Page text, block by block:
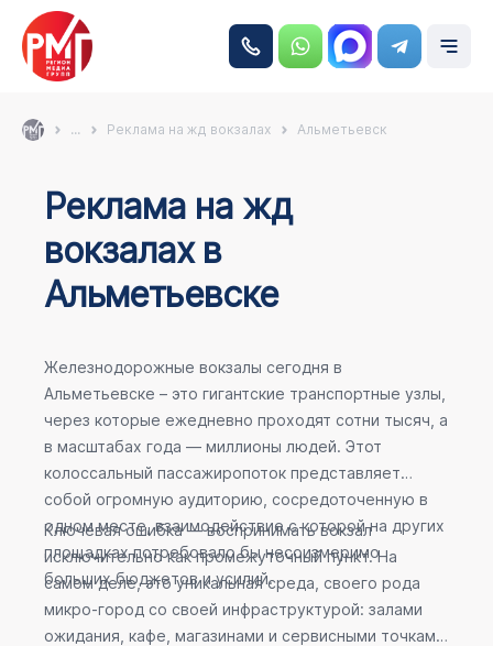
... Реклама на жд вокзалах Альметьевск
Реклама на жд
вокзалах в
Альметьевске
Железнодорожные вокзалы сегодня в
Альметьевске – это гигантские транспортные узлы,
через которые ежедневно проходят сотни тысяч, а
в масштабах года — миллионы людей. Этот
колоссальный пассажиропоток представляет
собой огромную аудиторию, сосредоточенную в
одном месте, взаимодействие с которой на других
площадках потребовало бы несоизмеримо
больших бюджетов и усилий.
Ключевая ошибка — воспринимать вокзал
исключительно как промежуточный пункт. На
самом деле, это уникальная среда, своего рода
микро-город со своей инфраструктурой: залами
ожидания, кафе, магазинами и сервисными точками.